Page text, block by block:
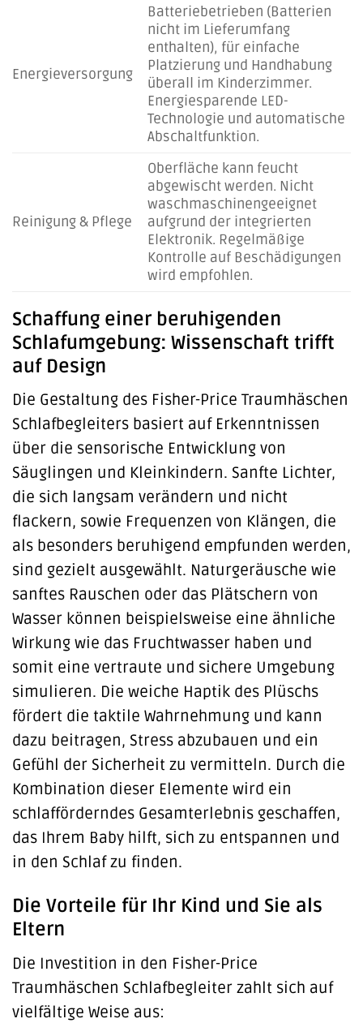
Energieversorgung
Batteriebetrieben (Batterien
nicht im Lieferumfang
enthalten), für einfache
Platzierung und Handhabung
überall im Kinderzimmer.
Energiesparende LED-
Technologie und automatische
Abschaltfunktion.
Reinigung & Pflege
Oberfläche kann feucht
abgewischt werden. Nicht
waschmaschinengeeignet
aufgrund der integrierten
Elektronik. Regelmäßige
Kontrolle auf Beschädigungen
wird empfohlen.
Schaffung einer beruhigenden
Schlafumgebung: Wissenschaft trifft
auf Design
Die Gestaltung des Fisher-Price Traumhäschen
Schlafbegleiters basiert auf Erkenntnissen
über die sensorische Entwicklung von
Säuglingen und Kleinkindern. Sanfte Lichter,
die sich langsam verändern und nicht
flackern, sowie Frequenzen von Klängen, die
als besonders beruhigend empfunden werden,
sind gezielt ausgewählt. Naturgeräusche wie
sanftes Rauschen oder das Plätschern von
Wasser können beispielsweise eine ähnliche
Wirkung wie das Fruchtwasser haben und
somit eine vertraute und sichere Umgebung
simulieren. Die weiche Haptik des Plüschs
fördert die taktile Wahrnehmung und kann
dazu beitragen, Stress abzubauen und ein
Gefühl der Sicherheit zu vermitteln. Durch die
Kombination dieser Elemente wird ein
schlafförderndes Gesamterlebnis geschaffen,
das Ihrem Baby hilft, sich zu entspannen und
in den Schlaf zu finden.
Die Vorteile für Ihr Kind und Sie als
Eltern
Die Investition in den Fisher-Price
Traumhäschen Schlafbegleiter zahlt sich auf
vielfältige Weise aus: